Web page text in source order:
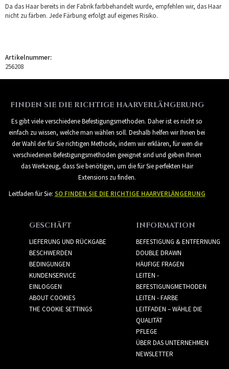
Da das Haar bereits in der Fabrik farbbehandelt wurde, empfehlen wir, das Haar
nicht zu färben. Jede Färbung erfolgt auf eigenes Risiko.
Artikelnummer:
256208
FINDEN SIE DIE RICHTIGE HAARVERLÄNGERUNG
Es gibt viele verschiedene Befestigungsmethoden. Daher ist es nicht so
einfach zu wissen, welche man wählen soll. Deshalb helfen wir Ihnen bei
der Wahl der für Sie richtigen Methode, indem wir erklären, für wen die
verschiedenen Befestigungsmethoden geeignet sind und geben Ihnen
das Werkzeug, dass Sie benötigen, um die für Sie perfekten Hair
Extensions zu finden.
Leitfaden für Sie: SO FINDEN SIE DIE RICHTIGE HAARVERLÄNGERUNG
GESCHÄFT
LIEFERUNG UND RÜCKGABE
BESCHWERDEN
BEDINGUNGEN
KUNDENSERVICE
EINLOGGEN
ABOUT COOKIES
THE COOKIE SETTINGS
INFORMATION
BEFESTIGUNG & ENTFERNUNG
DOUBLE DRAWN
HÄUFIGE FRAGEN
LEITEN -
BEFESTIGUNGMETHODEN
LEITEN - FARBE
LEITFADEN – WÄHLE DIE
QUALITÄT
PFLEGE
ÜBER DAS UNTERNEHMEN
NEWSLETTER